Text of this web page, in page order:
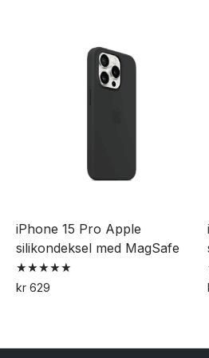
iPhone 15 Pro Apple
silikondeksel med MagSafe
Vurdert
5.00
kr 629
har